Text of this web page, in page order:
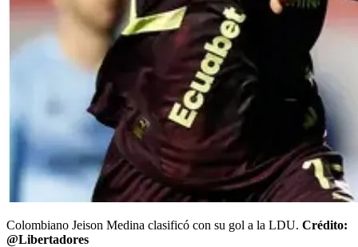
Colombiano Jeison Medina clasificó con su gol a la LDU. Crédito:
@Libertadores